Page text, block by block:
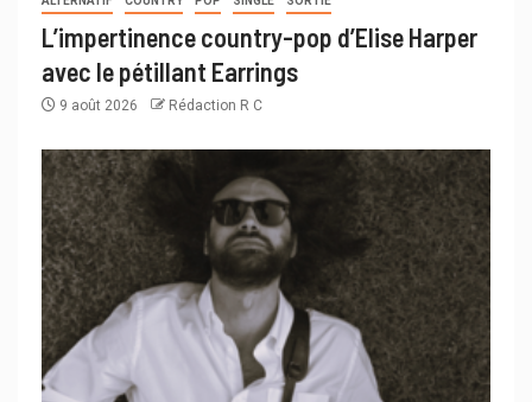
L’impertinence country-pop d’Elise Harper
avec le pétillant Earrings
9 août 2026 Rédaction R C